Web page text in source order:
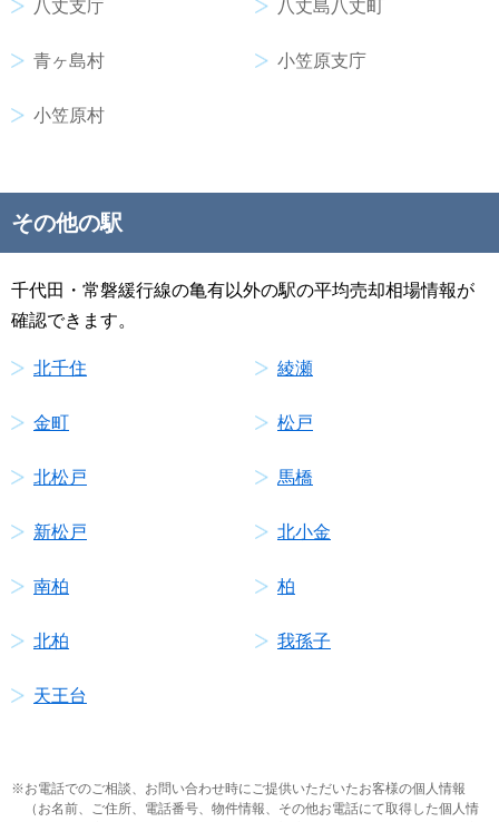
八丈支庁 八丈島八丈町
青ヶ島村 小笠原支庁
小笠原村
その他の駅
千代田・常磐緩行線の亀有以外の駅の平均売却相場情報が
確認できます。
北千住 綾瀬
金町 松戸
北松戸 馬橋
新松戸 北小金
南柏 柏
北柏 我孫子
天王台
お電話でのご相談、お問い合わせ時にご提供いただいたお客様の個人情報
（お名前、ご住所、電話番号、物件情報、その他お電話にて取得した個人情